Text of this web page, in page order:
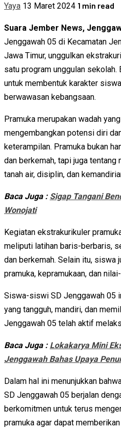
Yaya 13 Maret 2024 1 min read
Suara Jember News,
Jenggawah 05 di Kecamatan
Jawa Timur, unggulkan
satu program unggulan sekolah.
untuk membentuk karakter
berwawasan kebangsaan.
Pramuka merupakan wadah
mengembangkan potensi diri
keterampilan. Pramuka bukan
dan berkemah, tapi juga tentang
tanah air, disiplin, dan
Baca Juga : Sigap Tangani
Wonojati
Kegiatan ekstrakurikuler
meliputi latihan baris-berbaris,
dan berkemah. Selain itu, siswa
pramuka, kepramukaan, dan
Siswa-siswi SD Jenggawah 05
yang tangguh, mandiri, dan
Jenggawah 05 telah aktif
Baca Juga : Lokakarya Mini
Jenggawah Bahas Upaya
Dalam hal ini menunjukkan
SD Jenggawah 05 berjalan
berkomitmen untuk terus
pramuka agar dapat